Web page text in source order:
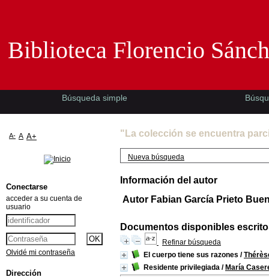
"La colección se encuentra
Nueva búsqueda
Información del autor
Autor Fabian García Prieto
Documentos disponibles
Refinar búsqueda
El cuerpo tiene sus razones /
Residente privilegiada / María
Biblioteca Florencio
Búsqueda simple
A- A A+
Conectarse
acceder a su cuenta de
usuario
Olvidé mi contraseña
Dirección